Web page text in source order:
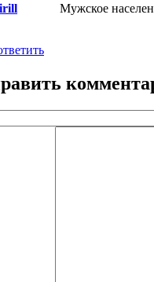
Мужское